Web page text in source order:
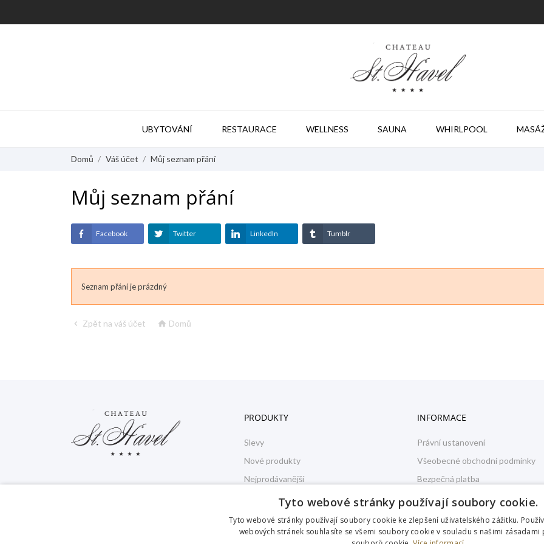
UBYTOVÁNÍ RESTAURACE WELLNESS SAUNA WHIRLPOOL
Domů Váš účet Můj seznam přání
Můj seznam přání
Facebook Twitter LinkedIn Tumblr
Seznam přání je prázdný
 Zpět na váš účet  Domů
Chateau St. Havel **** wellness hotel
PRODUKTY
Slevy
Nové produkty
Nejprodávanější
INFORMACE
Právní ustanovení
Všeobecné obchodní podmínky
Bezpečná platba
GDPR - Ochrana osobních údajů
Tyto webové stránky používají soubory cookie.
Tyto webové stránky používají soubory cookie ke zlepšení uživatelského zážitku.
webových stránek souhlasíte se všemi soubory cookie v souladu s našimi zásadami